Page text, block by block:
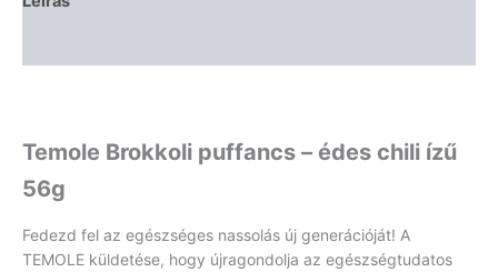
Temole Brokkoli puffancs – édes chili ízű
56g
Fedezd fel az egészséges nassolás új generációját! A
TEMOLE küldetése, hogy újragondolja az egészségtudatos